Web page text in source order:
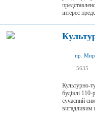
інтерес
пр.
5635
Культурно-
будівлі
сучасний
вигадливим